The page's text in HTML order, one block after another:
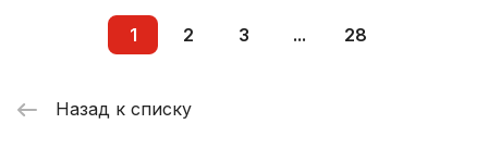
1 2 3 ... 28
Назад к списку